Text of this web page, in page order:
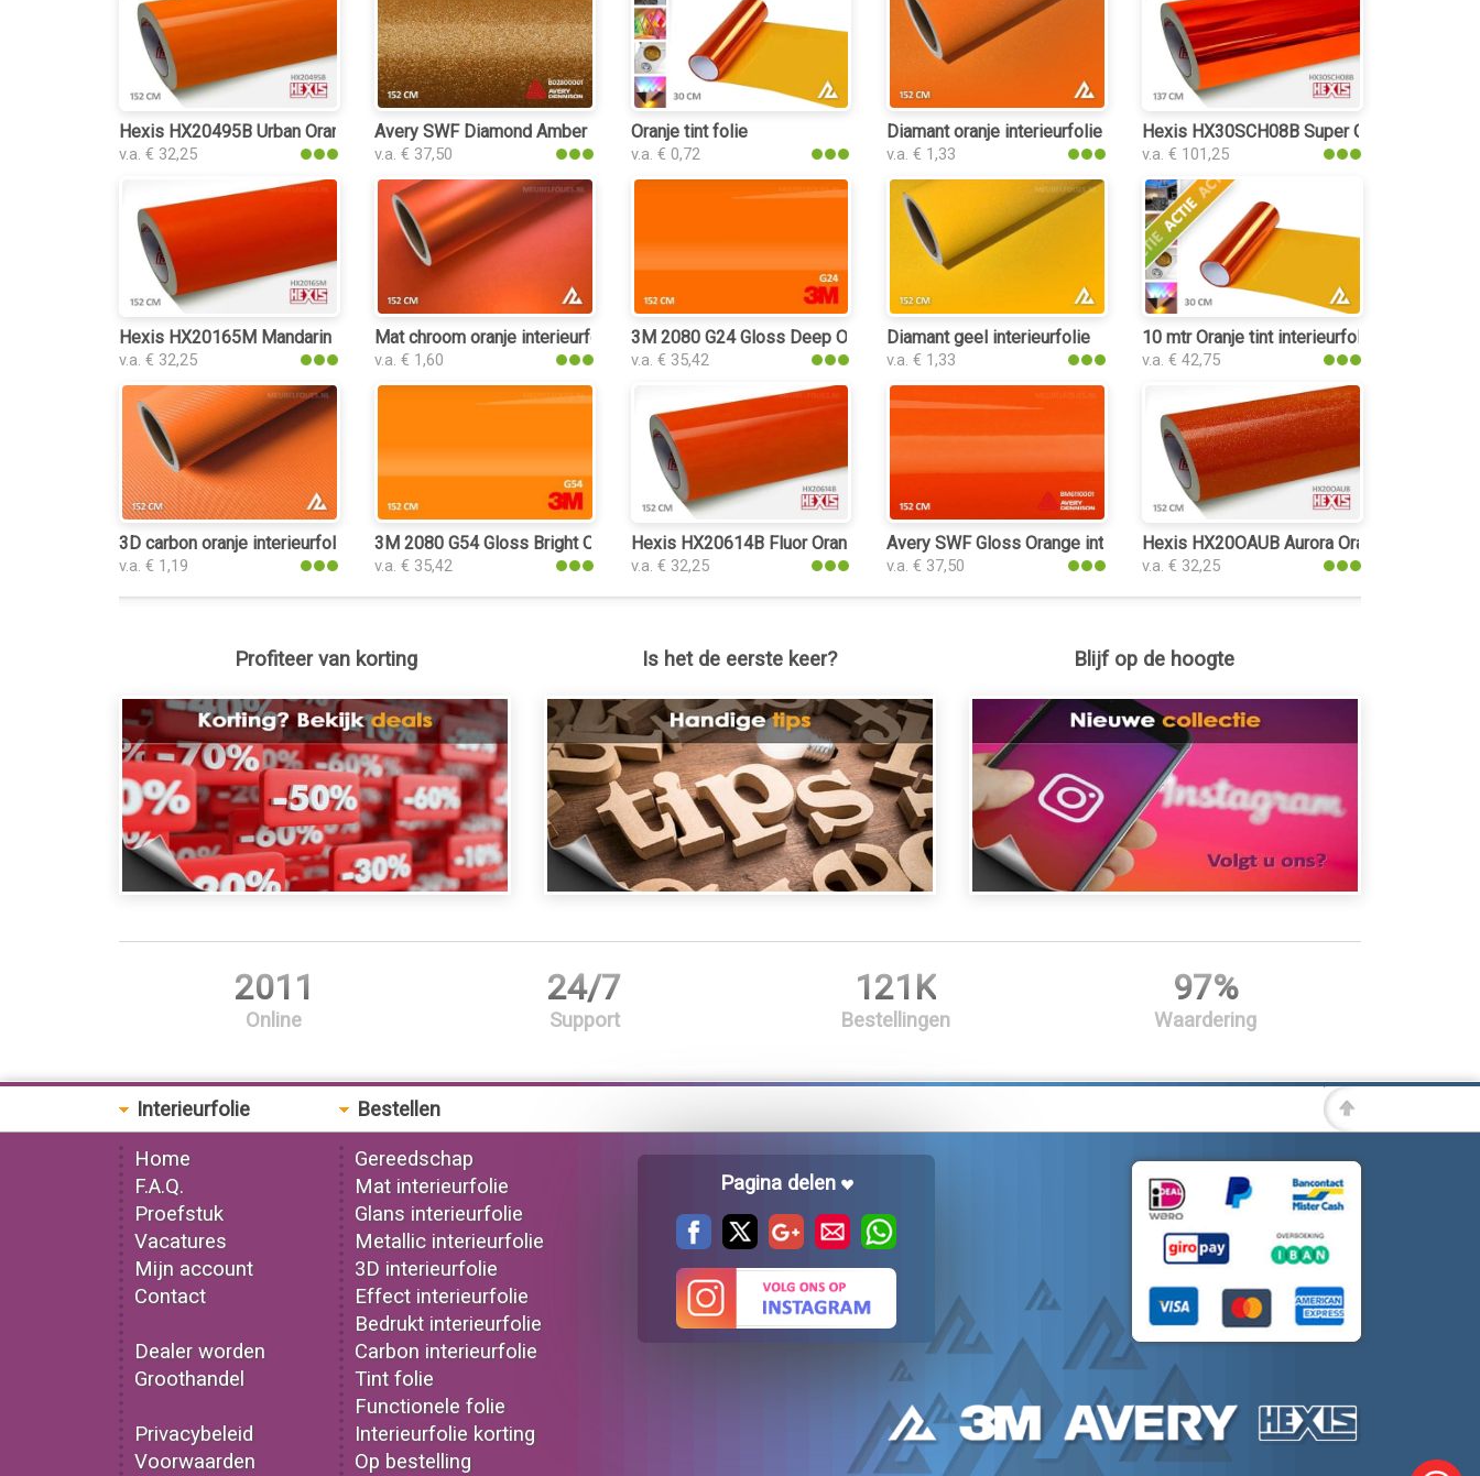
Hexis HX20495B Urban Orange Gloss interieurfolie
v.a. € 32,25
Avery SWF Diamond Amber Gloss interieurfolie
v.a. € 37,50
Oranje tint folie
v.a. € 0,72
Diamant oranje interieurfolie
v.a. € 1,33
Hexis HX30SCH08B Super Chrome
v.a. € 101,25
Hexis HX20165M Mandarin Red Matt interieurfolie
v.a. € 32,25
Mat chroom oranje interieurfolie
v.a. € 1,60
3M 2080 G24 Gloss Deep Orange interieurfolie
v.a. € 35,42
Diamant geel interieurfolie
v.a. € 1,33
10 mtr Oranje tint interieurfolie
v.a. € 42,75
3D carbon oranje interieurfolie
v.a. € 1,19
3M 2080 G54 Gloss Bright Orange interieurfolie
v.a. € 35,42
Hexis HX20614B Fluor Orange Gloss interieurfolie
v.a. € 32,25
Avery SWF Gloss Orange interieurfolie
v.a. € 37,50
Hexis HX20OAUB Aurora Orange Gloss
v.a. € 32,25
Profiteer van korting Is het de eerste keer? Blijf op de hoogte
2011
Online
24/7
Support
121K
Bestellingen
97%
Waardering
Interieurfolie
Home
F.A.Q.
Proefstuk
Vacatures
Mijn account
Contact
Dealer worden
Groothandel
Privacybeleid
Voorwaarden
Bestellen
Gereedschap
Mat interieurfolie
Glans interieurfolie
Metallic interieurfolie
3D interieurfolie
Effect interieurfolie
Bedrukt interieurfolie
Carbon interieurfolie
Tint folie
Functionele folie
Interieurfolie korting
Op bestelling
Pagina delen